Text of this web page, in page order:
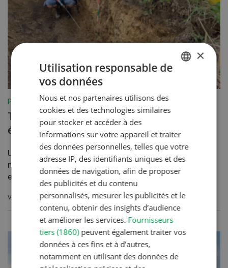
Production végétale
Travail du sol en douceur pour
éviter les excès
Un lit de semence fin peut sembler idéal –
mais le sol en paie souvent le prix fort. En
effet, chaqu...
VERS L'ARTICLE
×
Utilisation responsable de
vos données
Nous et nos partenaires utilisons des
cookies et des technologies similaires
pour stocker et accéder à des
informations sur votre appareil et traiter
des données personnelles, telles que votre
adresse IP, des identifiants uniques et des
données de navigation, afin de proposer
des publicités et du contenu
personnalisés, mesurer les publicités et le
contenu, obtenir des insights d’audience
et améliorer les services. Fournisseurs
tiers (1860)peuvent également traiter vos
données à ces fins et à d’autres,
notamment en utilisant des données de